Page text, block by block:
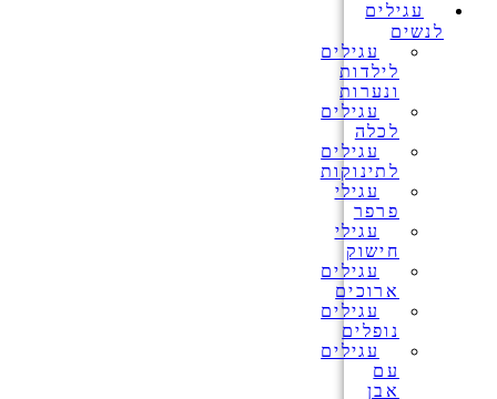
עגילים
לנשים
עגילים
לילדות
ונערות
עגילים
לכלה
עגילים
לתינוקות
עגילי
פרפר
עגילי
חישוק
עגילים
ארוכים
עגילים
נופלים
עגילים
עם
אבן